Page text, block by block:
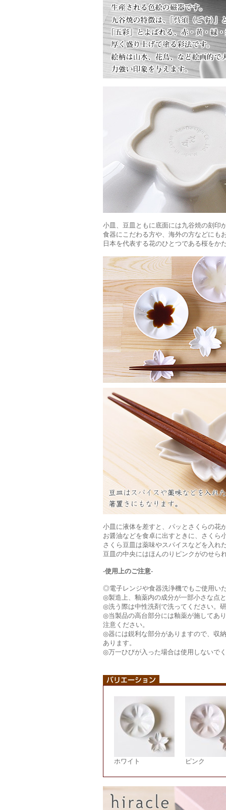
小皿、豆皿ともに底面には九谷焼の刻印
食器にこだわる方や、海外の方などにも
日本を代表する花のひとつである桜をか
小皿に液体を差すと、パッとさくらの花
お醤油などを食卓に出すときに、さくら
さくら豆皿は薬味やスパイスなどを入れ
豆皿の中央にはほんのりピンクがのせら
-使用上のご注意-
◎電子レンジや食器洗浄機でもご使用い
◎製造上、釉薬内の成分が一部小さな点
◎洗う際は中性洗剤で洗ってください。
◎当製品の高台部分には釉薬が施してあ
注意ください。
◎器には鋭利な部分がありますので、収
あります。
◎万一ひびが入った場合は使用しないで
ホワイト ピンク